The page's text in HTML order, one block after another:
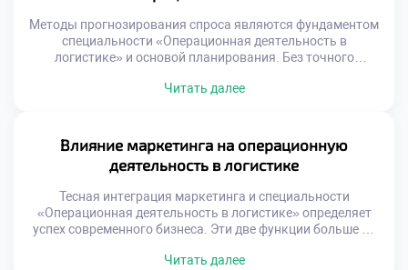
Методы прогнозирования спроса являются фундаментом
специальности «Операционная деятельность в
логистике» и основой планирования. Без точного
эффективную цепь поставок. Ошибки в прогнозах ведут к
операционные задачи. Качественный прогноз
синхронизирует закупки, производство и доставку.
Баланс между спросом и предложением достигается
Читать далее
Влияние маркетинга на операционную
деятельность в логистике
Тесная интеграция маркетинга и специальности
«Операционная деятельность в логистике» определяет
успех современного бизнеса. Эти две функции больше не
обещания формируют требования к операционным
Читать далее